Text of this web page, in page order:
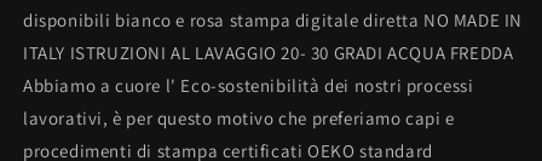
disponibili bianco e rosa stampa digitale diretta NO MADE IN
ITALY ISTRUZIONI AL LAVAGGIO 20- 30 GRADI ACQUA FREDDA
Abbiamo a cuore l' Eco-sostenibilità dei nostri processi
lavorativi, è per questo motivo che preferiamo capi e
procedimenti di stampa certificati OEKO standard